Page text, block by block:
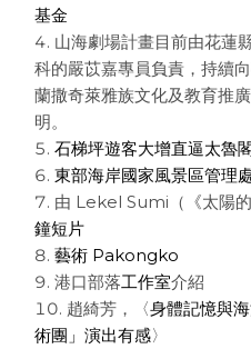
基金
山海劇場計畫目前由花蓮
科的嚴苡嘉專員負責，持續
蘭撒奇萊雅族文化及教育推
明。
石梯坪遊客大增直逼太魯
東部海岸國家風景區管理
由 Lekel Sumi（《太陽
鐘短片
藝術 Pakongko
港口部落工作室介紹
趙綺芳，〈身體記憶與
術團」演出有感〉